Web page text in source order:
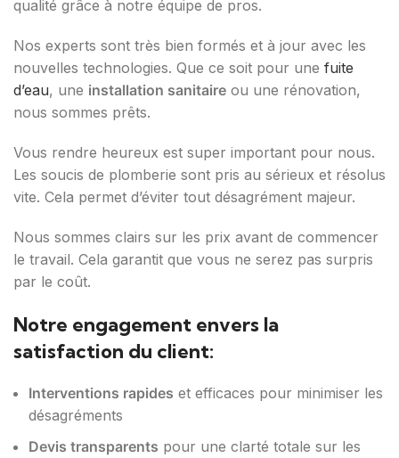
qualité grâce à notre équipe de pros.
Nos experts sont très bien formés et à jour avec les
nouvelles technologies. Que ce soit pour une fuite
d’eau, une installation sanitaire ou une rénovation,
nous sommes prêts.
Vous rendre heureux est super important pour nous.
Les soucis de plomberie sont pris au sérieux et résolus
vite. Cela permet d’éviter tout désagrément majeur.
Nous sommes clairs sur les prix avant de commencer
le travail. Cela garantit que vous ne serez pas surpris
par le coût.
Notre engagement envers la
satisfaction du client:
Interventions rapides et efficaces pour minimiser les
désagréments
Devis transparents pour une clarté totale sur les